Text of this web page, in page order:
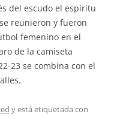
del escudo el espíritu
reunieron y fueron
femenino en el
de la camiseta
23 se combina con el
y está etiquetada con